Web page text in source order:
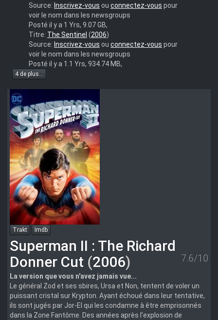
Name
The.Sentinel.2006.MULTi.1080p.BluRay.x264
Source: Inscrivez-vous ou connectez-vous pour
voir le nom dans les newsgroups
Posté il y a 1 Yrs, 9.07 GB,
Sentinel.French.DvdRip.XviD.ChrIsCtMt2
Titre: The Sentinel (2006)
Source: Inscrivez-vous ou connectez-vous pour
voir le nom dans les newsgroups
Posté il y a 1.1 Yrs, 934.74 MB,
4 de plus...
Trakt Imdb
Superman II : The Richard
Donner Cut (2006) 7.6/10
La version que vous n'avez jamais vue...
Le général Zod et ses sbires, Ursa et Non, tentent de voler un
puissant cristal sur Krypton. Ayant échoué dans leur tentative,
ils sont jugés par Jor-El qui les condamne à être emprisonnés
dans la Zone Fantôme. Des années après l'explosion de